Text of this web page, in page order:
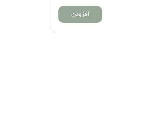
900,000
800,000